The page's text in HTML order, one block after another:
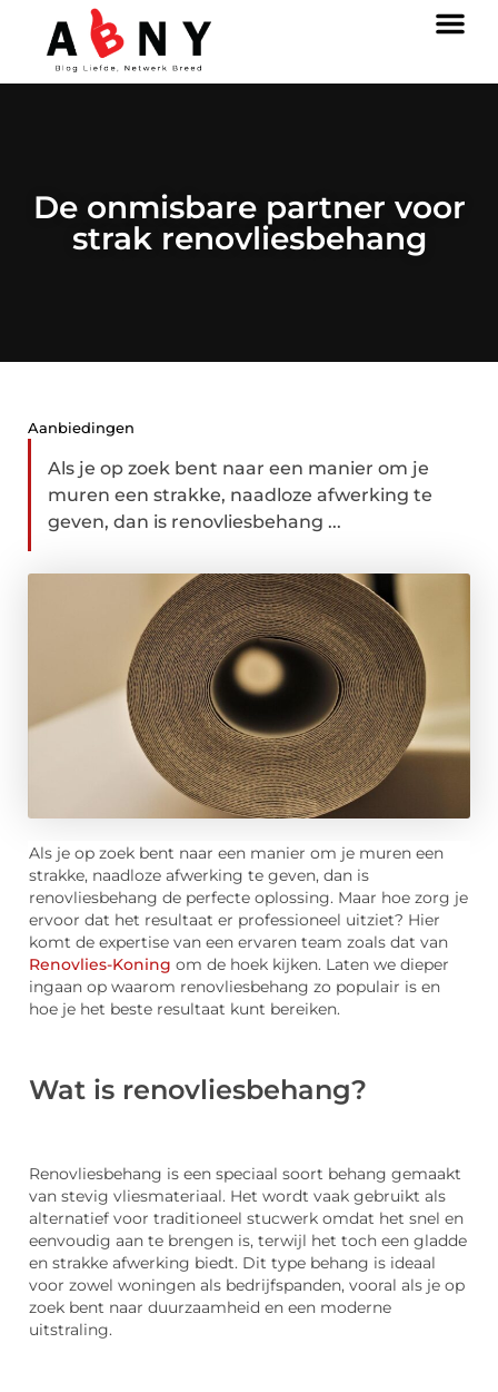
De onmisbare partner voor
strak renovliesbehang
Aanbiedingen
Als je op zoek bent naar een manier om je
muren een strakke, naadloze afwerking te
geven, dan is renovliesbehang ...
Als je op zoek bent naar een manier om je muren een
strakke, naadloze afwerking te geven, dan is
renovliesbehang de perfecte oplossing. Maar hoe zorg je
ervoor dat het resultaat er professioneel uitziet? Hier
komt de expertise van een ervaren team zoals dat van
Renovlies-Koning om de hoek kijken. Laten we dieper
ingaan op waarom renovliesbehang zo populair is en
hoe je het beste resultaat kunt bereiken.
Wat is renovliesbehang?
Renovliesbehang is een speciaal soort behang gemaakt
van stevig vliesmateriaal. Het wordt vaak gebruikt als
alternatief voor traditioneel stucwerk omdat het snel en
eenvoudig aan te brengen is, terwijl het toch een gladde
en strakke afwerking biedt. Dit type behang is ideaal
voor zowel woningen als bedrijfspanden, vooral als je op
zoek bent naar duurzaamheid en een moderne
uitstraling.